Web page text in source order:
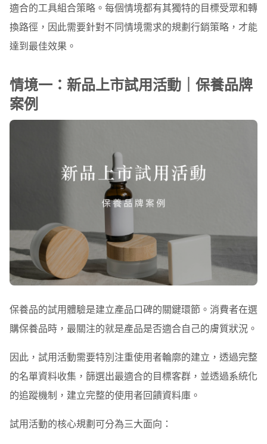
適合的工具組合策略。每個情境都有其獨特的目標受眾和轉
換路徑，因此需要針對不同情境需求的規劃行銷策略，才能
達到最佳效果。
情境一：新品上市試用活動｜保養品牌
案例
保養品的試用體驗是建立產品口碑的關鍵環節。消費者在選
購保養品時，最關注的就是產品是否適合自己的膚質狀況。
因此，試用活動需要特別注重使用者輪廓的建立，透過完整
的名單資料收集，篩選出最適合的目標客群，並透過系統化
的追蹤機制，建立完整的使用者回饋資料庫。
試用活動的核心規劃可分為三大面向：